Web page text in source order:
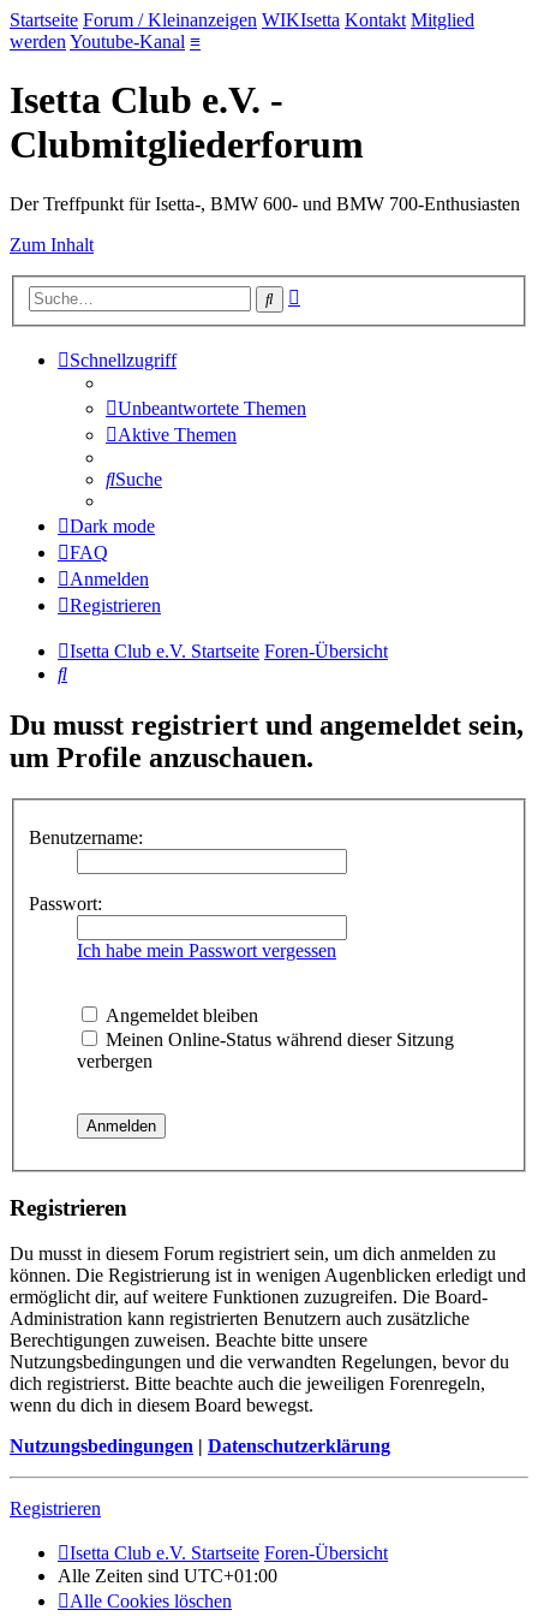
Startseite Forum / Kleinanzeigen WIKIsetta Kontakt Mitglied
werden Youtube-Kanal ≡
Isetta Club e.V. -
Clubmitgliederforum
Der Treffpunkt für Isetta-, BMW 600- und BMW 700-Enthusiasten
Zum Inhalt
Suche
Schnellzugriff
Unbeantwortete Themen
Aktive Themen
Suche
Dark mode
FAQ
Anmelden
Registrieren
Isetta Club e.V. Startseite Foren-Übersicht
Suche
Du musst registriert und angemeldet sein,
um Profile anzuschauen.
Benutzername:
Passwort:
Ich habe mein Passwort vergessen
Angemeldet bleiben
Meinen Online-Status während dieser Sitzung
verbergen
Registrieren
Du musst in diesem Forum registriert sein, um dich anmelden zu
können. Die Registrierung ist in wenigen Augenblicken erledigt und
ermöglicht dir, auf weitere Funktionen zuzugreifen. Die Board-
Administration kann registrierten Benutzern auch zusätzliche
Berechtigungen zuweisen. Beachte bitte unsere
Nutzungsbedingungen und die verwandten Regelungen, bevor du
dich registrierst. Bitte beachte auch die jeweiligen Forenregeln,
wenn du dich in diesem Board bewegst.
Nutzungsbedingungen | Datenschutzerklärung
Registrieren
Isetta Club e.V. Startseite Foren-Übersicht
Alle Zeiten sind UTC+01:00
Alle Cookies löschen